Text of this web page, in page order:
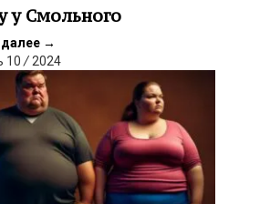
у Смольного
→
10 / 2024